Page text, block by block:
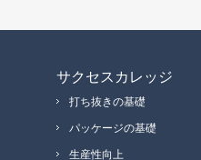
サクセスカレッジ
打ち抜きの基礎
パッケージの基礎
生産性向上